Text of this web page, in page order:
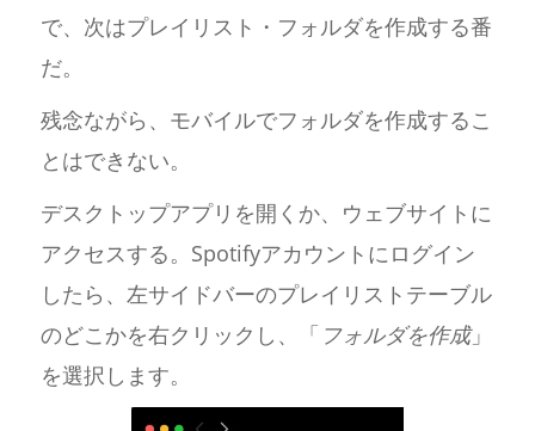
で、次はプレイリスト・フォルダを作成する番
だ。
残念ながら、モバイルでフォルダを作成するこ
とはできない。
デスクトップアプリを開くか、ウェブサイトに
アクセスする。Spotifyアカウントにログイン
したら、左サイドバーのプレイリストテーブル
のどこかを右クリックし、「 フォルダを作成」
を選択します。